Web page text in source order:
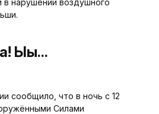
Ыы...
сообщило, что в ночь с 12
Силами